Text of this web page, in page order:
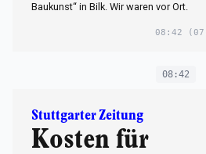
Baukunst“ in Bilk. Wir waren vor Ort.
08:42
08:42
Stuttgarter Zeitung
Kosten für